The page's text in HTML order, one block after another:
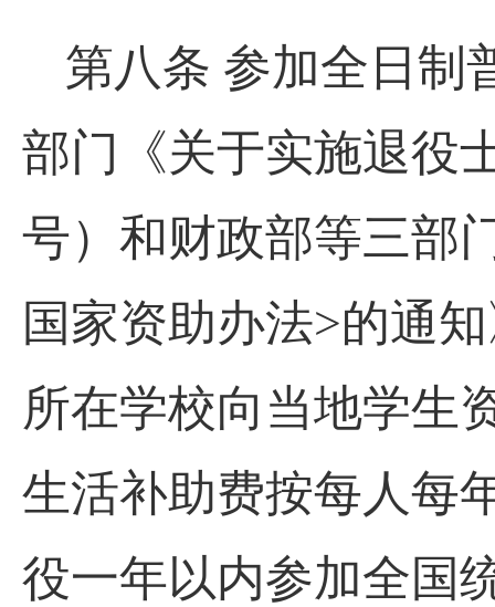
第八条 参加全日制
部门《关于实施退役
号）和财政部等三部
国家资助办法>的通
所在学校向当地学生
生活补助费按每人每
役一年以内参加全国